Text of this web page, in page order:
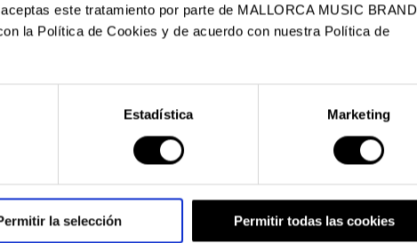
este tratamiento por parte de MALLORCA MUSIC BRAND
la Política de Cookies y de acuerdo con nuestra Política de
Estadística Marketing
la selección Permitir todas las cookies
MUSIC BRAND TRATE MIS DATOS
A LA
POLÍTICA DE PRIVACIDAD
o cambiar tus preferencias siempre
del link en la newsletter.